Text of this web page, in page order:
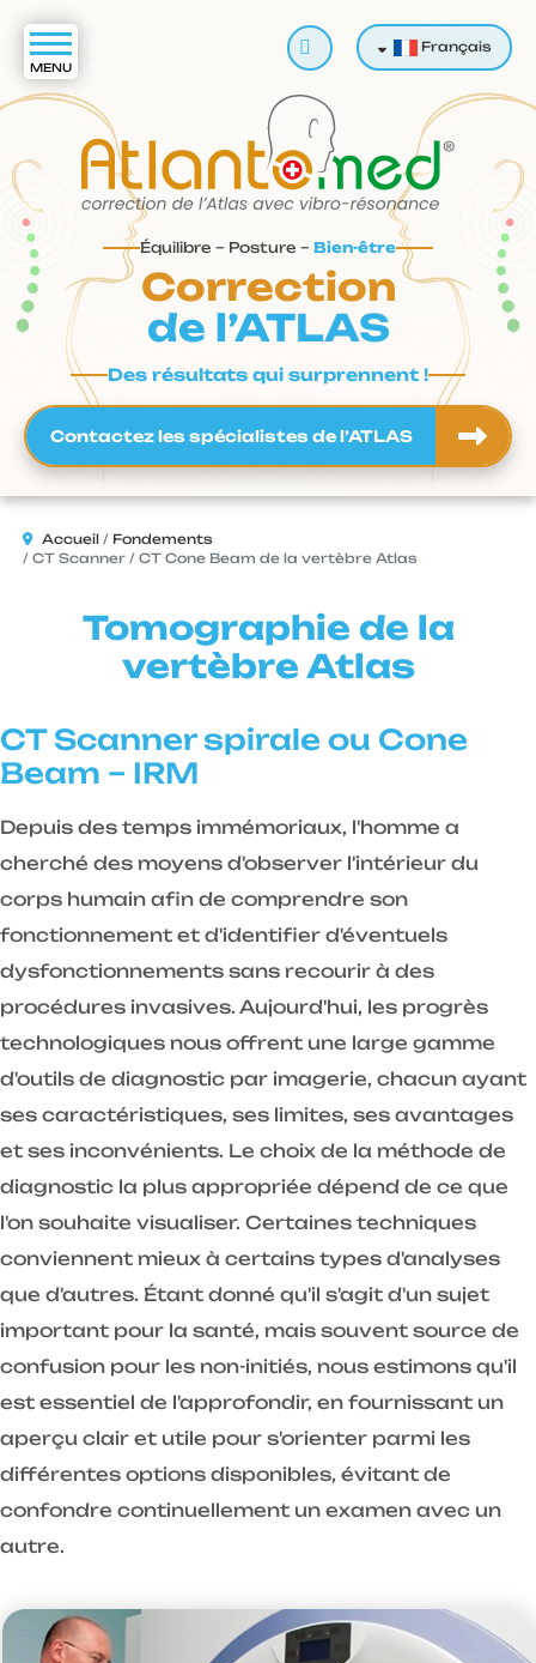
Équilibre – Posture – Bien-être
Correction
de l’ATLAS
Des résultats qui surprennent !
Contactez les spécialistes de l’ATLAS
Valider Français
Accueil
Fondements
CT Scanner / CT Cone Beam de la vertèbre Atlas
Tomographie de la
vertèbre Atlas
CT Scanner spirale ou Cone
Beam – IRM
Depuis des temps immémoriaux, l'homme a
cherché des moyens d'observer l'intérieur du
corps humain afin de comprendre son
fonctionnement et d'identifier d'éventuels
dysfonctionnements sans recourir à des
procédures invasives. Aujourd'hui, les progrès
technologiques nous offrent une large gamme
d'outils de diagnostic par imagerie, chacun ayant
ses caractéristiques, ses limites, ses avantages
et ses inconvénients. Le choix de la méthode de
diagnostic la plus appropriée dépend de ce que
l'on souhaite visualiser. Certaines techniques
conviennent mieux à certains types d'analyses
que d'autres. Étant donné qu'il s'agit d'un sujet
important pour la santé, mais souvent source de
confusion pour les non-initiés, nous estimons qu'il
est essentiel de l'approfondir, en fournissant un
aperçu clair et utile pour s'orienter parmi les
différentes options disponibles, évitant de
confondre continuellement un examen avec un
autre.